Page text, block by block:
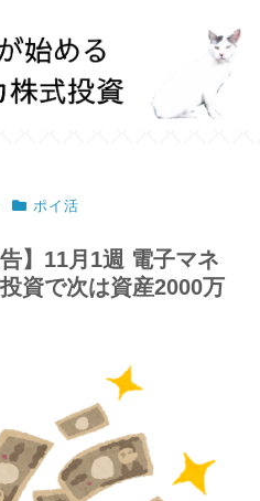
ポイ活
】11月1週 電子マネ
資で次は資産2000万